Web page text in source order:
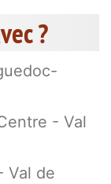
?
- Val
Val de